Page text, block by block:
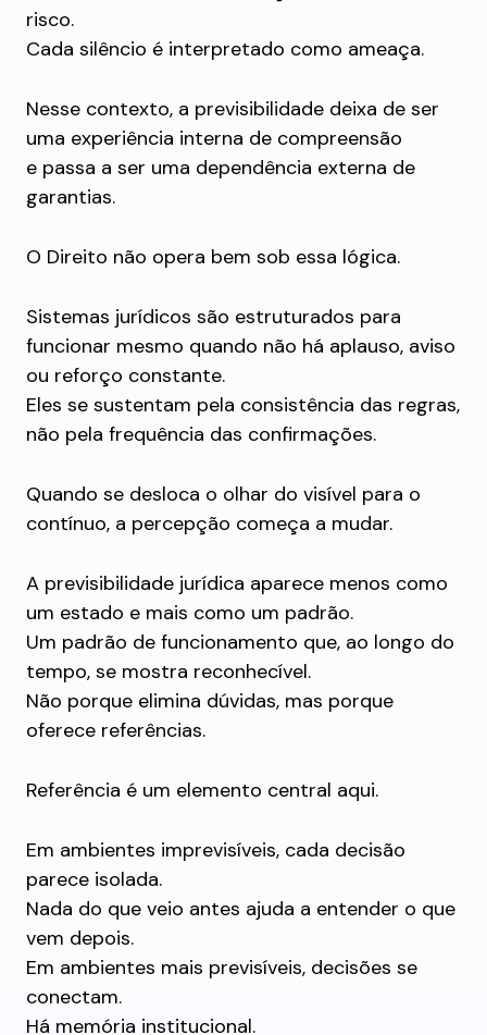
risco.
Cada silêncio é interpretado como ameaça.
Nesse contexto, a previsibilidade deixa de ser
uma experiência interna de compreensão
e passa a ser uma dependência externa de
garantias.
O Direito não opera bem sob essa lógica.
Sistemas jurídicos são estruturados para
funcionar mesmo quando não há aplauso, aviso
ou reforço constante.
Eles se sustentam pela consistência das regras,
não pela frequência das confirmações.
Quando se desloca o olhar do visível para o
contínuo, a percepção começa a mudar.
A previsibilidade jurídica aparece menos como
um estado e mais como um padrão.
Um padrão de funcionamento que, ao longo do
tempo, se mostra reconhecível.
Não porque elimina dúvidas, mas porque
oferece referências.
Referência é um elemento central aqui.
Em ambientes imprevisíveis, cada decisão
parece isolada.
Nada do que veio antes ajuda a entender o que
vem depois.
Em ambientes mais previsíveis, decisões se
conectam.
Há memória institucional.